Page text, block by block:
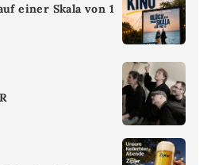
einer Skala von 1